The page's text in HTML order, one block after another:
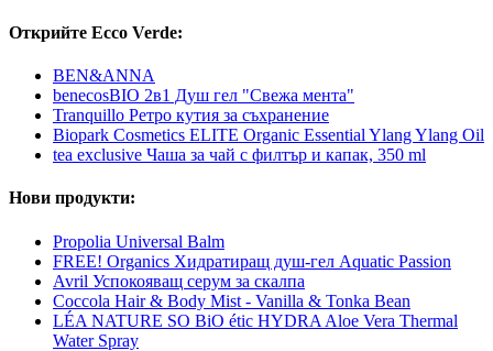
Открийте Ecco Verde:
BEN&ANNA
benecosBIO 2в1 Душ гел "Свежа мента"
Tranquillo Ретро кутия за съхранение
Biopark Cosmetics ELITE Organic Essential Ylang Ylang Oil
tea exclusive Чаша за чай с филтър и капак, 350 ml
Нови продукти:
Propolia Universal Balm
FREE! Organics Хидратиращ душ-гел Aquatic Passion
Avril Успокояващ серум за скалпа
Coccola Hair & Body Mist - Vanilla & Tonka Bean
LÉA NATURE SO BiO étic HYDRA Aloe Vera Thermal
Water Spray